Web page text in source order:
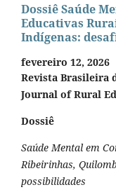
Dossiê Saúde
Educativas
Indígenas:
fevereiro 12, 2026
Revista Brasileira
Journal of Rural
Dossiê
Saúde Mental em
Ribeirinhas,
possibilidades